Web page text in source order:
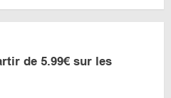
de 5.99€ sur les